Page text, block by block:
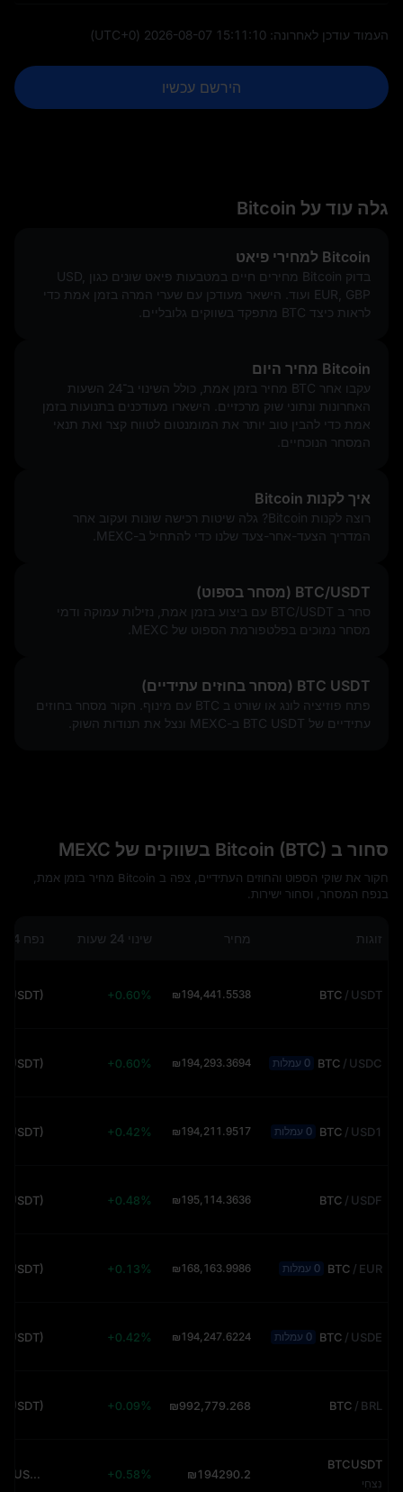
העמוד עודכן לאחרונה: 2026-08-07 15:11:10
(UTC+0)
הירשם עכשיו
גלה עוד על Bitcoin
Bitcoin למחירי פיאט
בדוק Bitcoin מחירים חיים במטבעות פיאט שונים כגון USD,
EUR, GBP ועוד. הישאר מעודכן עם שערי המרה בזמן אמת כדי
לראות כיצד BTC מתפקד בשווקים גלובליים.
Bitcoin מחיר היום
עקבו אחר BTC מחיר בזמן אמת, כולל השינוי ב־24 השעות
האחרונות ונתוני שוק מרכזיים. הישארו מעודכנים בתנועות בזמן
אמת כדי להבין טוב יותר את המומנטום לטווח קצר ואת תנאי
המסחר הנוכחיים.
איך לקנות Bitcoin
רוצה לקנות Bitcoin? גלה שיטות רכישה שונות ועקוב אחר
המדריך הצעד-אחר-צעד שלנו כדי להתחיל ב-MEXC.
BTC/USDT (מסחר בספוט)
סחר ב BTC/USDT עם ביצוע בזמן אמת, נזילות עמוקה ודמי
מסחר נמוכים בפלטפורמת הספוט של MEXC.
BTC USDT (מסחר בחוזים עתידיים)
פתח פוזיציה לונג או שורט ב BTC עם מינוף. חקור מסחר בחוזים
עתידיים של BTC USDT ב-MEXC ונצל את תנודות השוק.
סחור ב Bitcoin (BTC) בשווקים של MEXC
חקור את שוקי הספוט והחוזים העתידיים, צפה ב Bitcoin מחיר בזמן אמת,
בנפח המסחר, וסחור ישירות.
זוגות מחיר שינוי 24 שעות נפח 24 שעות
/ USDT
BTC
₪194,441.5538
+0.60%
/ USDC
BTC 0 עמלות ₪194,293.3694
+0.60%
/ USD1
BTC 0 עמלות ₪194,211.9517
+0.42%
/ USDF
BTC
₪195,114.3636
+0.48%
/ EUR
BTC 0 עמלות ₪168,163.9986
+0.13%
/ USDE
BTC 0 עמלות ₪194,247.6224
+0.42%
/ BRL
BTC
₪992,779.268
+0.09%
BTCUSDT
נִצחִי
₪194290.2
+0.58%
700.56M (USDT)